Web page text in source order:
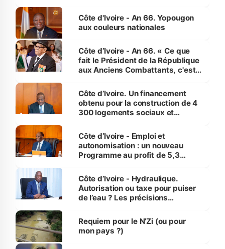
l'Etat de droit pour préserver les
vies humaines »
Côte d'Ivoire - An 66. Yopougon
aux couleurs nationales
Côte d’Ivoire - An 66. « Ce que
fait le Président de la République
aux Anciens Combattants, c'est
Côte d’Ivoire. Un financement
obtenu pour la construction de 4
300 logements sociaux et
et Yamoussoukro
Côte d’Ivoire - Emploi et
autonomisation : un nouveau
Programme au profit de 5,3
Côte d’Ivoire - Hydraulique.
Autorisation ou taxe pour puiser
de l’eau ? Les précisions
Requiem pour le N’Zi (ou pour
mon pays ?)